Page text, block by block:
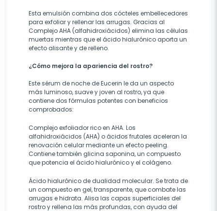
Esta emulsión combina dos cócteles embellecedores
para exfoliar y rellenar las arrugas. Gracias al
Complejo AHA (alfahidroxiácidos) elimina las células
muertas mientras que el ácido hialurónico aporta un
efecto alisante y de relleno.
¿Cómo mejora la apariencia del rostro?
Este sérum de noche de Eucerin le da un aspecto
más luminoso, suave y joven al rostro, ya que
contiene dos fórmulas potentes con beneficios
comprobados:
Complejo exfoliador rico en AHA. Los
alfahidroxiácidos (AHA) o ácidos frutales aceleran la
renovación celular mediante un efecto peeling.
Contiene también glicina saponina, un compuesto
que potencia el ácido hialurónico y el colágeno.
Ácido hialurónico de dualidad molecular. Se trata de
un compuesto en gel, transparente, que combate las
arrugas e hidrata. Alisa las capas superficiales del
rostro y rellena las más profundas, con ayuda del